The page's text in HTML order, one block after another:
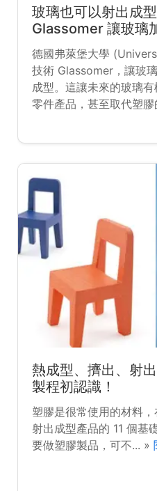
玻璃也可以射出成
Glassomer 讓玻璃
德國弗萊堡大學
技術 Glassomer，讓玻
成型。這讓未來的玻璃
零件產品，甚至取代塑膠
熱成型、擠出、射
製程初認識！
塑膠是很常使用的材料
射出成型產品的 11 個基
要做塑膠製品，可不... »